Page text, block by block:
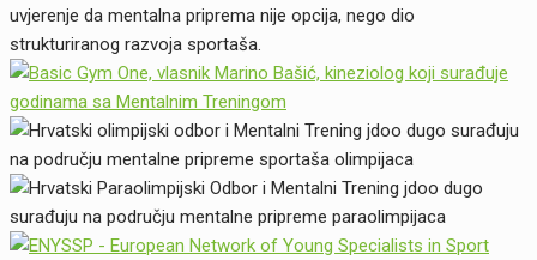
uvjerenje da mentalna priprema nije opcija, nego dio
strukturiranog razvoja sportaša.